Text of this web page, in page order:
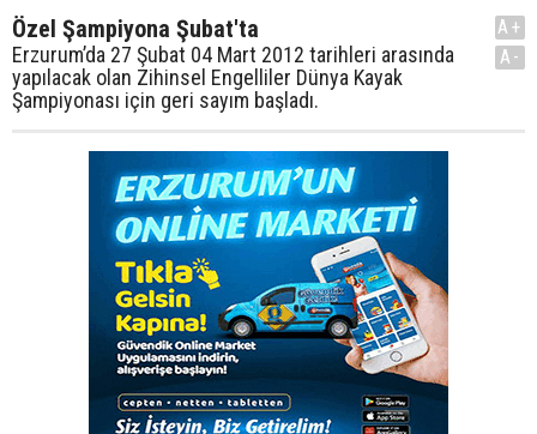
Özel Şampiyona Şubat'ta
Erzurum’da 27 Şubat 04 Mart 2012 tarihleri arasında
yapılacak olan Zihinsel Engelliler Dünya Kayak
Şampiyonası için geri sayım başladı.
A+
A-